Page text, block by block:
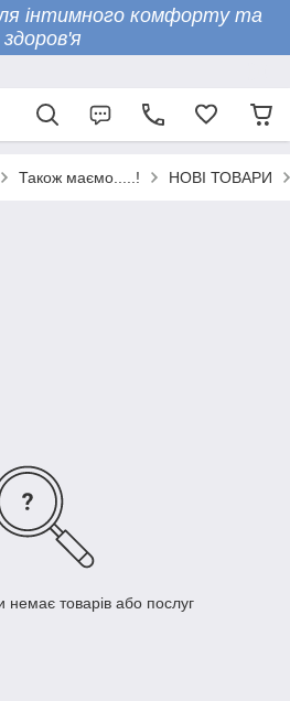
інтимного комфорту та
здоров'я
Також маємо.....! НОВІ ТОВАРИ
немає товарів або послуг